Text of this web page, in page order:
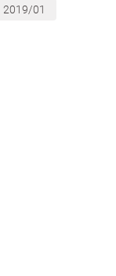
2019/01